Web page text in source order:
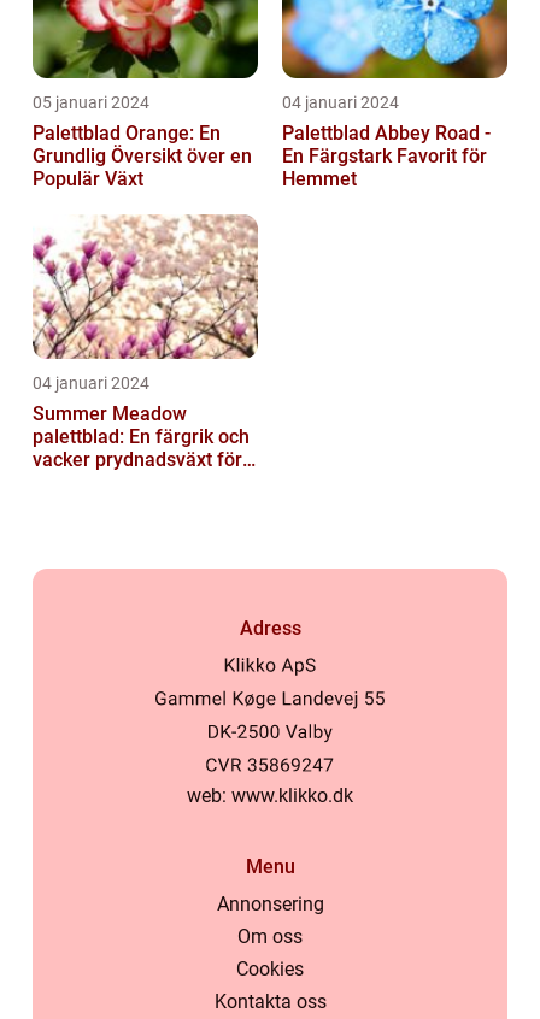
05 januari 2024
Palettblad Orange: En
Grundlig Översikt över en
Populär Växt
04 januari 2024
Palettblad Abbey Road -
En Färgstark Favorit för
Hemmet
04 januari 2024
Summer Meadow
palettblad: En färgrik och
vacker prydnadsväxt för
Adress
web: www.klikko.dk
Menu
Annonsering
Om oss
Cookies
Kontakta oss